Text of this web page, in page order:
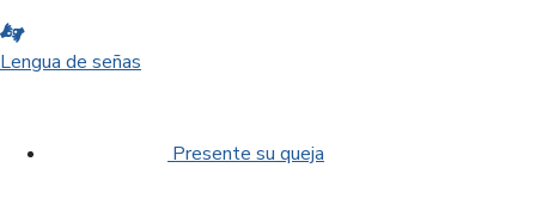
Lengua de señas
Presente su queja